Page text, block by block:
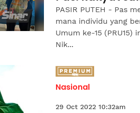
PASIR PUTEH - Pas
mana individu yang
Umum ke-15 (PRU15)
Nik...
Nasional
29 Oct 2022 10:32am